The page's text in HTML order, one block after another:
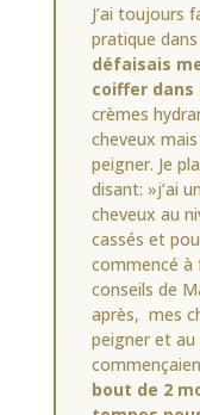
J’ai toujours
pratique
défaisais
coiffer dans
crèmes
cheveux
peigner. Je
disant: »j’ai
cheveux au
cassés et
commencé à
conseils de
après, mes
peigner et au
bout de 2